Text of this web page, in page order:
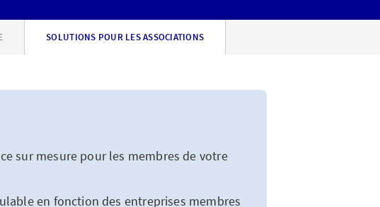
SOLUTIONS POUR LES ASSOCIATIONS
sur mesure pour les membres de votre
en fonction des entreprises membres